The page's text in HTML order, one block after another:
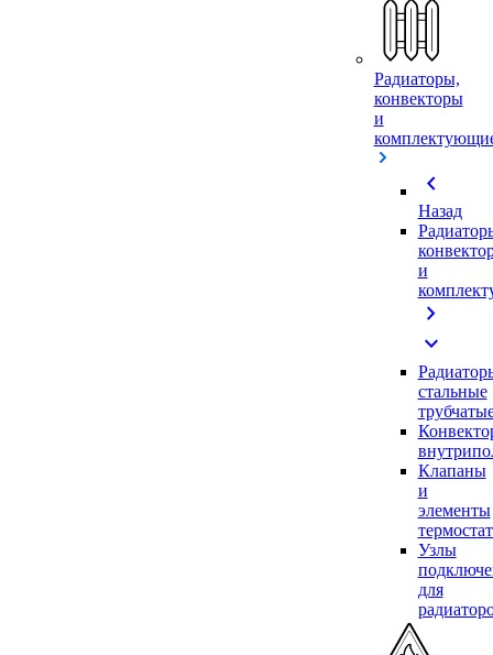
Радиаторы,
конвекторы
и
chevron_left
Назад
и
chevron_right
expand_more
стальные
Клапаны
и
элементы
Узлы
для